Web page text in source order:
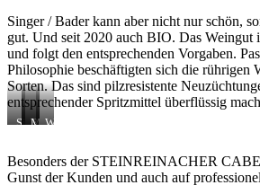
Singer / Bader kann aber nicht nur schön,
gut. Und seit 2020 auch BIO. Das
und folgt den entsprechenden Vorgaben.
Philosophie beschäftigten sich die rührigen
Sorten. Das sind pilzresistente
entsprechender Spritzmittel überflüssig
Singer
Hier
wird
Blick
Mohnblüte
Weinbau
Vorgaben
Besonders der STEINREINACHER
Gunst der Kunden und auch auf